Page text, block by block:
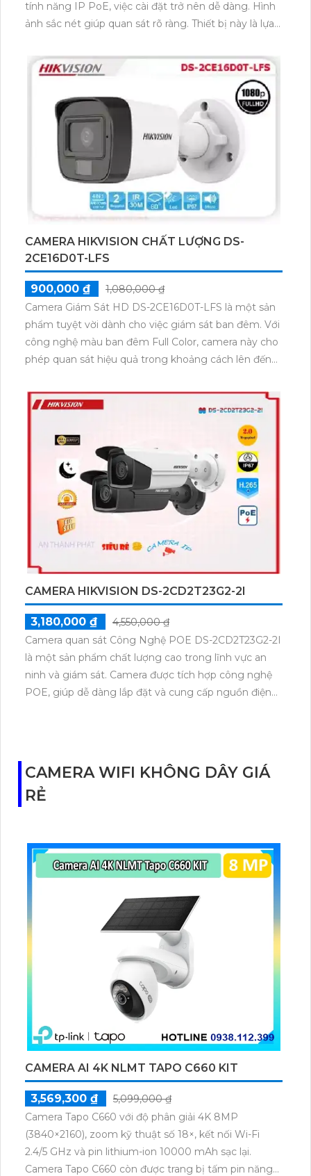
tính năng IP PoE, việc cài đặt trở nên dễ dàng. Hình
ảnh sắc nét giúp quan sát rõ ràng. Thiết bị này là lựa
nhà hoặc ngoài trời mà không cần phải tốn nhiều chi
phí.Dòng camera giá rẻ KX-A4111LN-A trang bị công
nghệ nén hình H.265+, giúp tiết kiệm chi phí đáng kể
cho việc lưu trữ dữ liệu. Với tính năng IP POE, việc cài
đặt trở nên dễ dàng. Camera sắc nét, chất lượng hình
ảnh cao, phù hợp sử dụng trong nhiều môi trường
khác nhau. Đây là sự lựa chọn lý tưởng cho hệ thống
giám sát hiệu quả.
CAMERA HIKVISION CHẤT LƯỢNG DS-
2CE16D0T-LFS
900,000 ₫
1,080,000 ₫
Camera Giám Sát HD DS-2CE16D0T-LFS là một sản
phẩm tuyệt vời dành cho việc giám sát ban đêm. Với
công nghệ màu ban đêm Full Color, camera này cho
phép quan sát hiệu quả trong khoảng cách lên đến
này cũng giúp đảm bảo hình ảnh sắc nét và chất
lượng tốt ngay cả trong điều kiện ánh sáng kém.
Thiết kế thân kim loại của camera giúp nó có độ bền
cao và phù hợp để lắp đặt ngoài trời.Camera DS-
2CE16D0T-LFS còn được tích hợp công nghệ AHD,
CVI, TVI, BCS, giúp việc thi công trở nên dễ dàng và
thuận tiện. Chức năng thu âm rõ ràng giúp ghi lại âm
thanh một cách chi tiết, tăng khả năng giám sát và
quản lý.Sản phẩm này còn tương thích với đầu ghi,
giúp bạn dễ dàng xem và lưu trữ các hình ảnh giám
sát. Với Camera Giám Sát HD DS-2CE16D0T-LFS,
việc giám sát ban đêm sẽ trở nên hiệu quả và an
toàn hơn bao giờ hết.
CAMERA HIKVISION DS-2CD2T23G2-2I
3,180,000 ₫
4,550,000 ₫
Camera quan sát Công Nghệ POE DS-2CD2T23G2-2I
là một sản phẩm chất lượng cao trong lĩnh vực an
ninh và giám sát. Camera được tích hợp công nghệ
POE, giúp dễ dàng lắp đặt và cung cấp nguồn điện
phát hiện hồng ngoại, sản phẩm này mang lại hình
ảnh nét, sắc nét và rõ ràng trong mọi tình huống.
Thiết kế chắc chắn, chịu được mọi thời tiết và hỗ trợ
an ninh và giám sát.
CAMERA WIFI KHÔNG DÂY GIÁ
RẺ
CAMERA AI 4K NLMT TAPO C660 KIT
3,569,300 ₫
5,099,000 ₫
Camera Tapo C660 với độ phân giải 4K 8MP
(3840×2160), zoom kỹ thuật số 18×, kết nối Wi-Fi
2.4/5 GHz và pin lithium-ion 10000 mAh sạc lại.
Camera Tapo C660 còn được trang bị tấm pin năng